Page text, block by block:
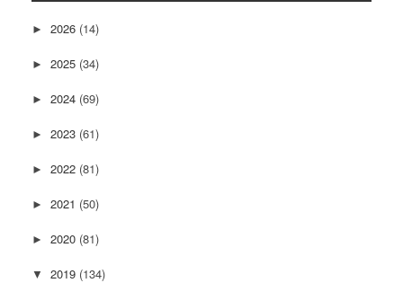
► 2026 (14)
► 2025 (34)
► 2024 (69)
► 2023 (61)
► 2022 (81)
► 2021 (50)
► 2020 (81)
▼ 2019 (134)